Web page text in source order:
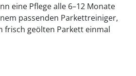
eine Pflege alle 6–12 Monate
passenden Parkettreiniger,
frisch geölten Parkett einmal